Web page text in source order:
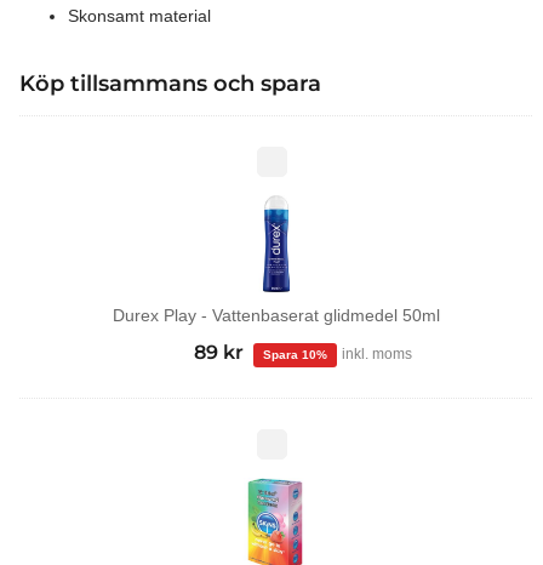
Skonsamt material
Köp tillsammans och spara
Vattenbaserat
glidmedel
50ml
Durex Play - Vattenbaserat glidmedel 50ml
Det
priset
89 kr
Det
priset
inkl. moms
pack